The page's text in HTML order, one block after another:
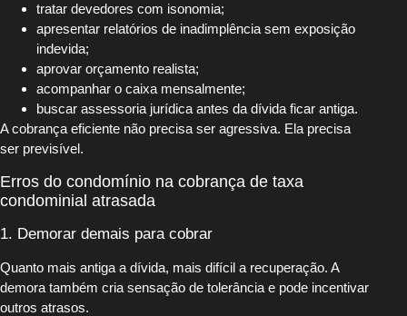
tratar devedores com isonomia;
apresentar relatórios de inadimplência sem exposição
indevida;
aprovar orçamento realista;
acompanhar o caixa mensalmente;
buscar assessoria jurídica antes da dívida ficar antiga.
A cobrança eficiente não precisa ser agressiva. Ela precisa
ser previsível.
Erros do condomínio na cobrança de taxa
condominial atrasada
1. Demorar demais para cobrar
Quanto mais antiga a dívida, mais difícil a recuperação. A
demora também cria sensação de tolerância e pode incentivar
outros atrasos.